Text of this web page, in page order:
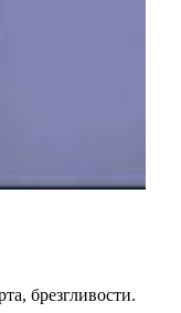
брезгливости.